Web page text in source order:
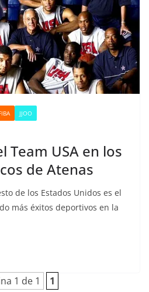
JJOO
Team USA en los
de Atenas
de los Estados Unidos es el
más éxitos deportivos en la
1 de 1 1